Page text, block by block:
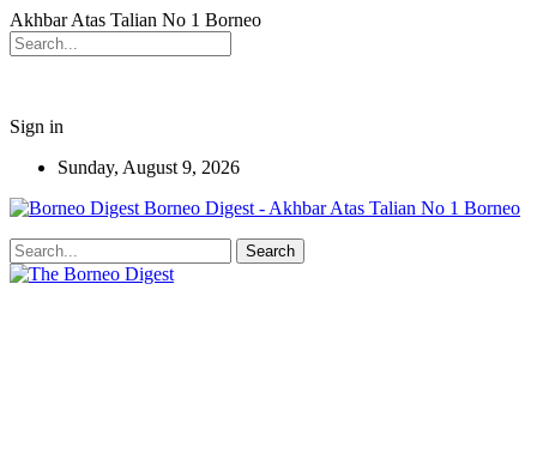
Akhbar Atas Talian No 1 Borneo
Sign in
Sunday, August 9, 2026
Borneo Digest - Akhbar Atas Talian No 1 Borneo